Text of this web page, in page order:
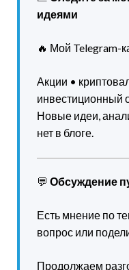
идеями
🔥 Мой Telegram-
Акции •
инвестиционный
Новые идеи,
нет в блоге.
💬 Обсуждение
Есть мнение по
вопрос или
Продолжаем